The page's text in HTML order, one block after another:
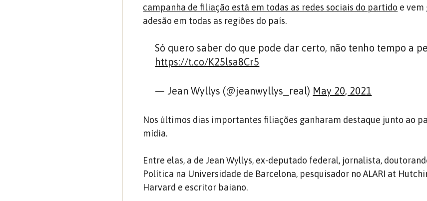
campanha de filiação está em todas as redes sociais do partido e vem
adesão em todas as regiões do país.
Só quero saber do que pode dar certo, não tenho tempo a
https://t.co/K25lsa8Cr5
— Jean Wyllys (@jeanwyllys_real) May 20, 2021
Nos últimos dias importantes filiações ganharam destaque junto ao
mídia.
Entre elas, a de Jean Wyllys, ex-deputado federal, jornalista,
Política na Universidade de Barcelona, pesquisador no ALARI at
Harvard e escritor baiano.